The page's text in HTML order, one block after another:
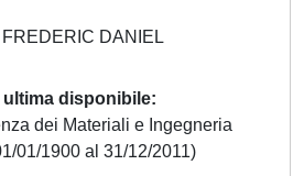
DANIEL
disponibile
dei Materiali e Ingegneria
01/1900 al 31/12/2011)